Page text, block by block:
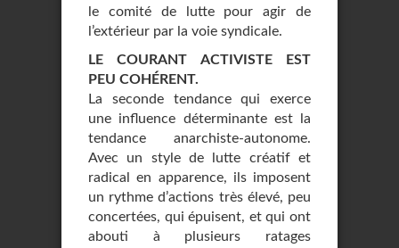
le comité de lutte pour agir de
l’extérieur par la voie syndicale.
LE COURANT ACTIVISTE EST
PEU COHÉRENT.
La seconde tendance qui exerce
une influence déterminante est la
tendance anarchiste-autonome.
Avec un style de lutte créatif et
radical en apparence, ils imposent
un rythme d’actions très élevé, peu
concertées, qui épuisent, et qui ont
abouti à plusieurs ratages